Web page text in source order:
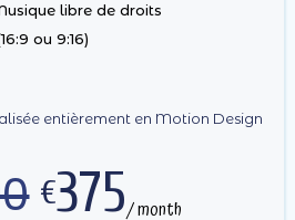
libre de droits
ou 9:16)
entièrement en Motion Design
€375/ month